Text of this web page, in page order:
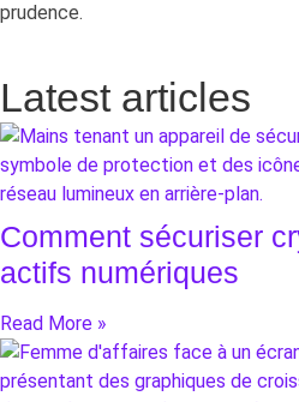
prudence.
Latest articles
Comment sécuriser
actifs numériques
Read More »